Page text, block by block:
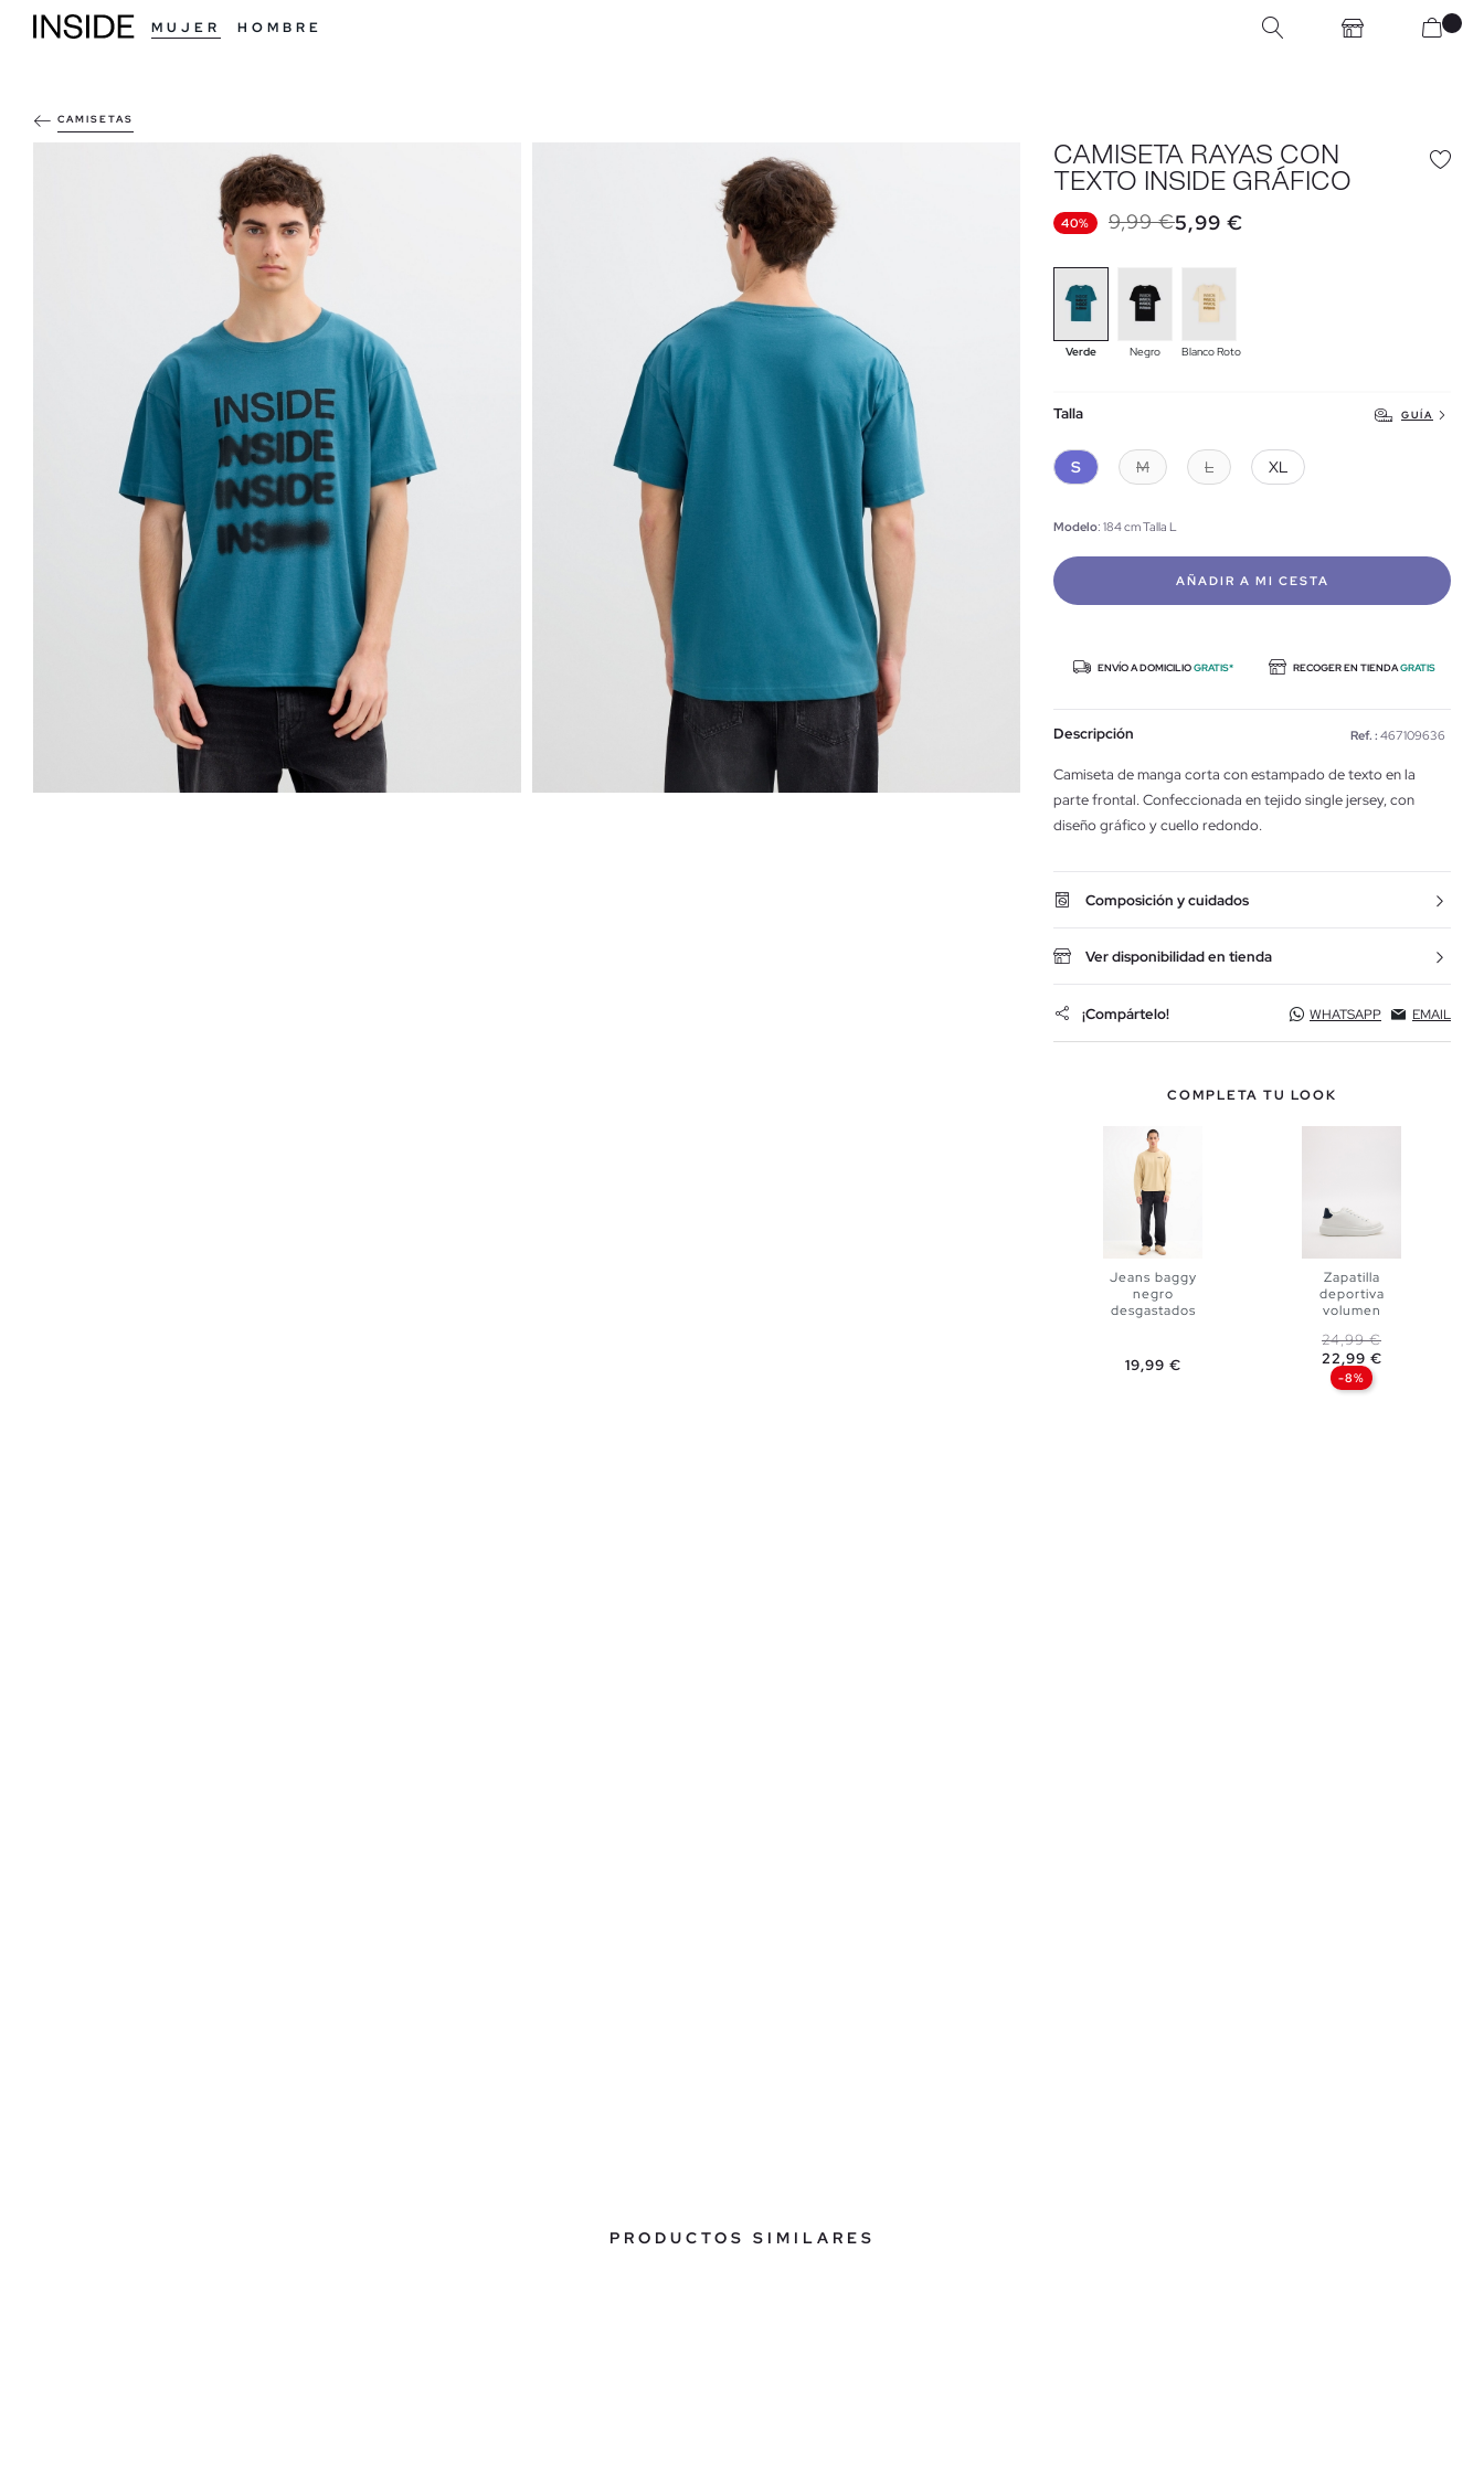
MUJER HOMBRE
CAMISETAS
CAMISETA RAYAS CON
TEXTO INSIDE GRÁFICO
40% 9,99 €5,99 €
Verde Negro Blanco Roto
Talla GUÍA
S M L XL
Modelo: 184 cm Talla L
AÑADIR A MI CESTA
ENVÍO A DOMICILIOGRATIS* RECOGER EN TIENDAGRATIS
Descripción Ref. : 467109636
Camiseta de manga corta con estampado de texto en la
parte frontal. Confeccionada en tejido single jersey, con
diseño gráfico y cuello redondo.
Composición y cuidados
Ver disponibilidad en tienda
¡Compártelo! WHATSAPP EMAIL
COMPLETA TU LOOK
AÑADIR A
MI CESTA
Jeans baggy
negro
desgastados
Precio
19,99 €
AÑADIR A
Zapatilla
deportiva
volumen
Precio base
24,99 €Precio
22,99 €
-8%
PRODUCTOS SIMILARES